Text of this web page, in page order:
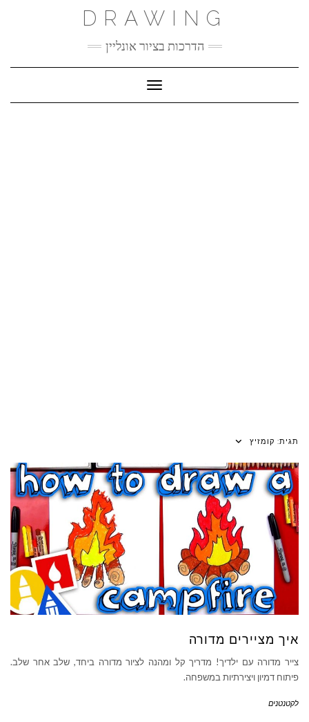
DRAWING
הדרכות בציור אונליין
Toggle Navigation
תגית: קומזיץ
איך מציירים מדורה
צייר מדורה עם ילדיך! מדריך קל ומהנה לציור מדורה ביחד, שלב אחר שלב.
פיתוח דמיון ויצירתיות במשפחה.
לקטנטנים